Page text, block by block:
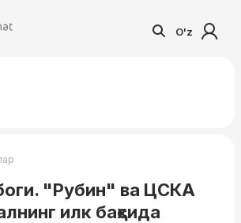
O'z
"Рубин" ва ЦСКА
илк баҳсида